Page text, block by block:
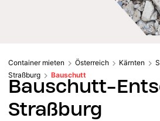
Container mieten Österreich Kärnten
Straßburg
Bauschutt
Bauschutt-
Straßburg